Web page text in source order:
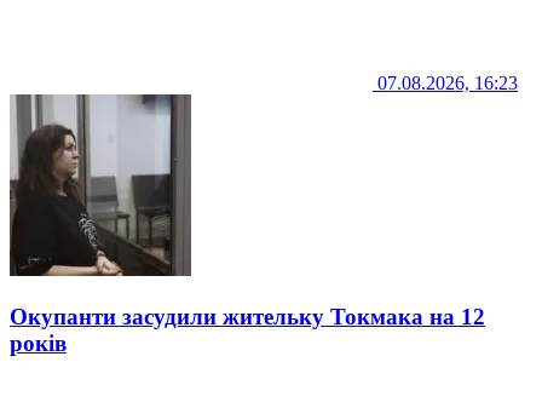
07.08.2026, 16:23
Окупанти засудили жительку Токмака на 12
років